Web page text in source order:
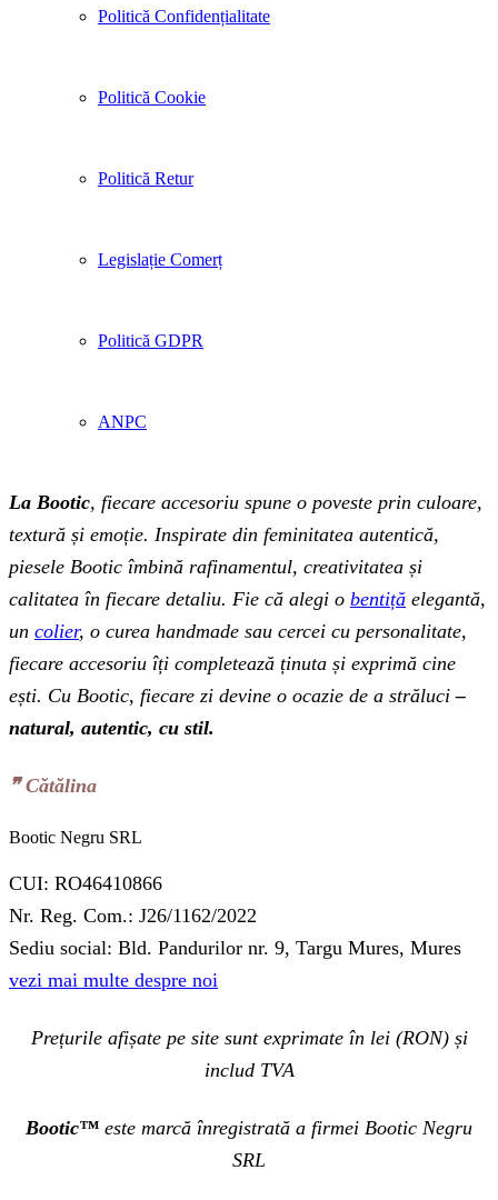
Politică Confidențialitate
Politică Cookie
Politică Retur
Legislație Comerț
Politică GDPR
ANPC
La Bootic, fiecare accesoriu spune o poveste prin culoare,
textură și emoție. Inspirate din feminitatea autentică,
piesele Bootic îmbină rafinamentul, creativitatea și
calitatea în fiecare detaliu. Fie că alegi o bentiță elegantă,
un colier, o curea handmade sau cercei cu personalitate,
fiecare accesoriu îți completează ținuta și exprimă cine
ești. Cu Bootic, fiecare zi devine o ocazie de a străluci –
natural, autentic, cu stil.
❞‬ Cătălina
Bootic Negru SRL
CUI: RO46410866
Nr. Reg. Com.: J26/1162/2022
Sediu social: Bld. Pandurilor nr. 9, Targu Mures, Mures
vezi mai multe despre noi
Prețurile afișate pe site sunt exprimate în lei (RON) și
includ TVA
Bootic™ este marcă înregistrată a firmei Bootic Negru
SRL